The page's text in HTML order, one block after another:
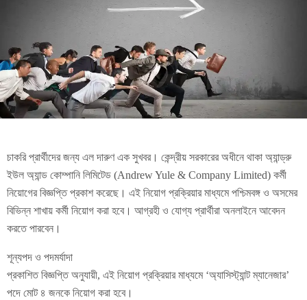
চাকরি প্রার্থীদের জন্য এল দারুণ এক সুখবর। কেন্দ্রীয় সরকারের অধীনে থাকা অ্যান্ড্রু
ইউল অ্যান্ড কোম্পানি লিমিটেড (Andrew Yule & Company Limited) কর্মী
নিয়োগের বিজ্ঞপ্তি প্রকাশ করেছে। এই নিয়োগ প্রক্রিয়ার মাধ্যমে পশ্চিমবঙ্গ ও অসমের
বিভিন্ন শাখায় কর্মী নিয়োগ করা হবে। আগ্রহী ও যোগ্য প্রার্থীরা অনলাইনে আবেদন
করতে পারবেন।
শূন্যপদ ও পদমর্যাদা
প্রকাশিত বিজ্ঞপ্তি অনুযায়ী, এই নিয়োগ প্রক্রিয়ার মাধ্যমে ‘অ্যাসিস্ট্যান্ট ম্যানেজার’
পদে মোট ৪ জনকে নিয়োগ করা হবে।